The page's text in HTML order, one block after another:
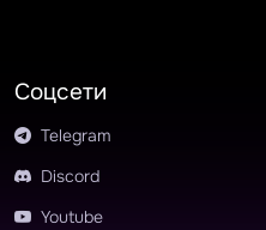
Соцсети
Telegram
Discord
Youtube